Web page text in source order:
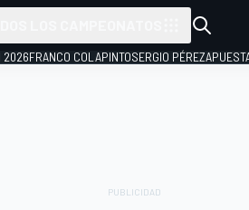
2026FRANCO COLAPINTOSERGIO PÉREZ